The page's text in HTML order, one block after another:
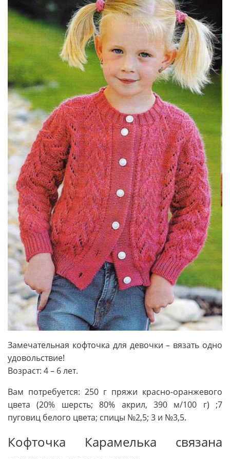
Замечательная кофточка для девочки – вязать одно
удовольствие!
Возраст: 4 – 6 лет.
Вам потребуется: 250 г пряжи красно-оранжевого
цвета (20% шерсть; 80% акрил, 390 м/100 г) ;7
пуговиц белого цвета; спицы №2,5; 3 и №3,5.
Кофточка Карамелька связана